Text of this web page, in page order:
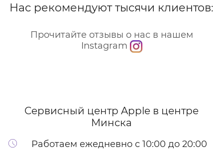
Нас рекомендуют тысячи клиентов:
Прочитайте отзывы о нас в нашем
Instagram
Сервисный центр Apple в центре
Минска
Работаем ежедневно с 10:00 до 20:00